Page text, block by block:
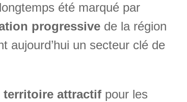
été marqué par
progressive de la région
aujourd’hui un secteur clé de
territoire attractif pour les